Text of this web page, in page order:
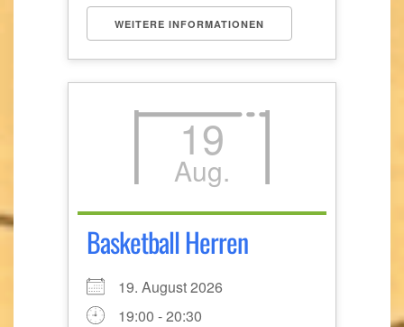
WEITERE INFORMATIONEN
19
Aug.
Basketball Herren
19. August 2026
19:00 - 20:30